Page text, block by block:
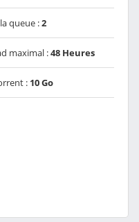
queue :2
maximal :48 Heures
: 10 Go